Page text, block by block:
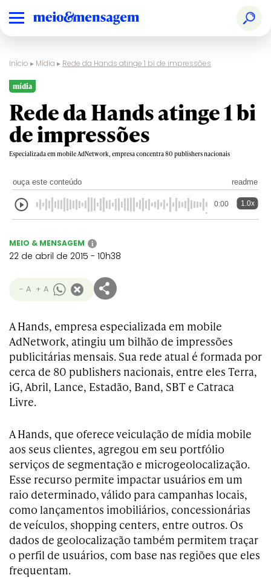
Início ▸ Mídia ▸ Rede da Hands atinge 1 bi de impressões
mídia
Rede da Hands atinge 1 bi
de impressões
Especializada em mobile AdNetwork, empresa concentra 80 publishers nacionais
ouça este conteúdo readme
0:00 1.0x
MEIO & MENSAGEM i
22 de abril de 2015 - 10h38
- A + A
A Hands, empresa especializada em mobile
AdNetwork, atingiu um bilhão de impressões
publicitárias mensais. Sua rede atual é formada por
cerca de 80 publishers nacionais, entre eles Terra,
iG, Abril, Lance, Estadão, Band, SBT e Catraca
Livre.
A Hands, que oferece veiculação de mídia mobile
aos seus clientes, agregou em seu portfólio
serviços de segmentação e microgeolocalização.
Esse recurso permite impactar usuários em um
raio determinado, válido para campanhas locais,
como lançamentos imobiliários, concessionárias
de veículos, shopping centers, entre outros. Os
dados de geolocalização também permitem traçar
o perfil de usuários, com base nas regiões que eles
frequentam.